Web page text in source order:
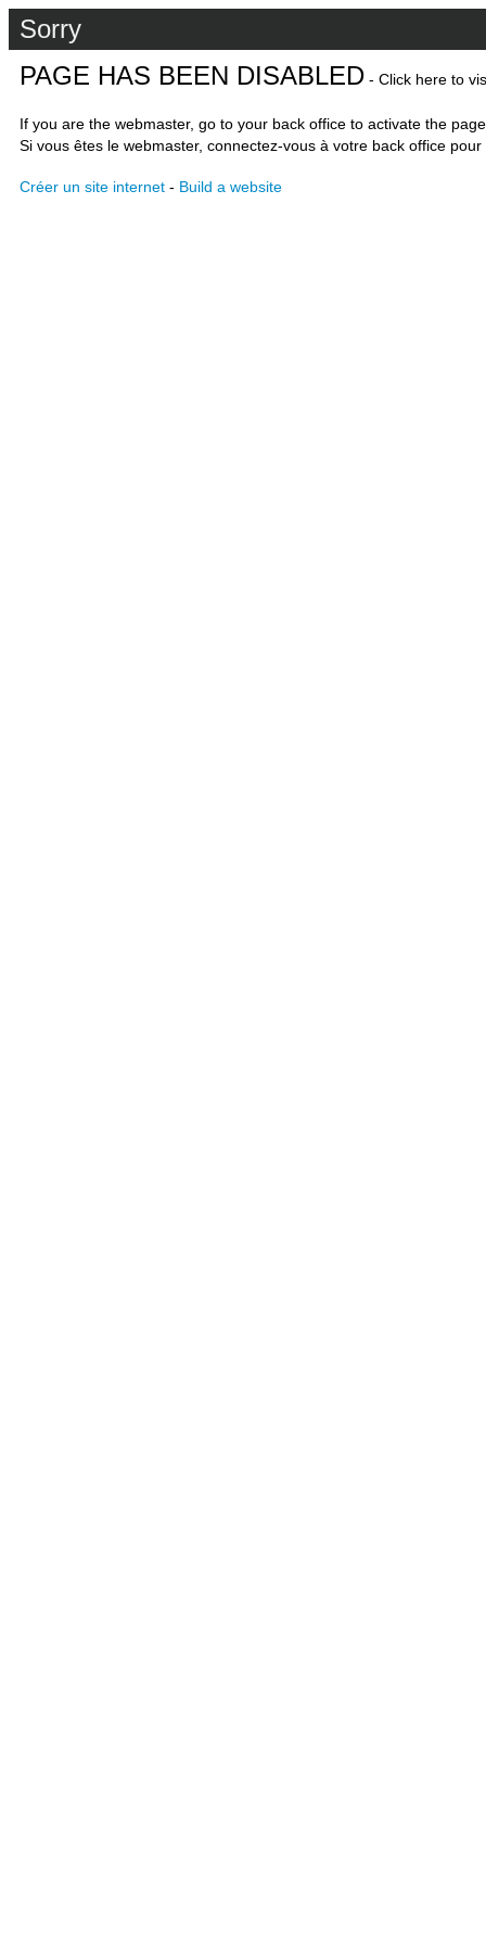
Sorry
PAGE HAS BEEN DISABLED - Click here to
If you are the webmaster, go to your back office to activate the
Si vous êtes le webmaster, connectez-vous à votre back office
Créer un site internet - Build a website